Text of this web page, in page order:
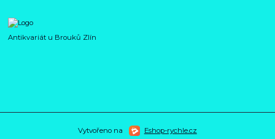
Antikvariát u Brouků Zlín
Vytvořeno na Eshop-rychle.cz